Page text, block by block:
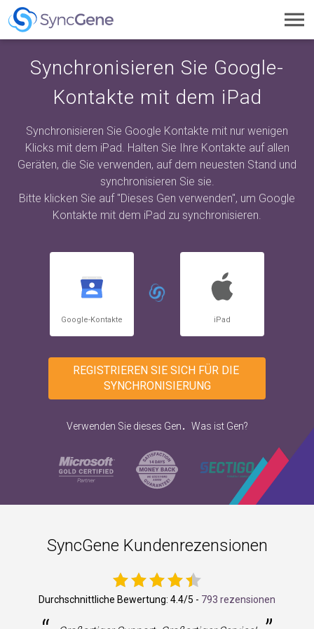
Synchronisieren Sie Google-
Kontakte mit dem iPad
Synchronisieren Sie Google Kontakte mit nur wenigen
Klicks mit dem iPad. Halten Sie Ihre Kontakte auf allen
Geräten, die Sie verwenden, auf dem neuesten Stand und
synchronisieren Sie sie.
Bitte klicken Sie auf "Dieses Gen verwenden", um Google
Kontakte mit dem iPad zu synchronisieren.
Google-Kontakte iPad
REGISTRIEREN SIE SICH FÜR DIE
SYNCHRONISIERUNG
Verwenden Sie dieses Gen. Was ist Gen?
SyncGene Kundenrezensionen
Durchschnittliche Bewertung: 4.4/5 - 793 rezensionen